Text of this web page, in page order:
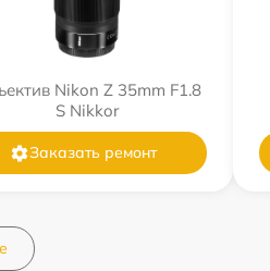
Nikon Z 35mm F1.8
S Nikkor
Заказать ремонт